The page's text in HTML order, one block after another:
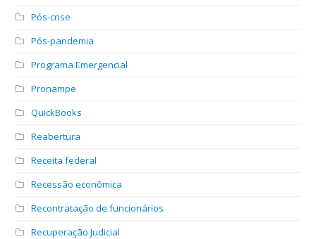
Pós-crise
Pós-pandemia
Programa Emergencial
Pronampe
QuickBooks
Reabertura
Receita federal
Recessão econômica
Recontratação de funcionários
Recuperação Judicial